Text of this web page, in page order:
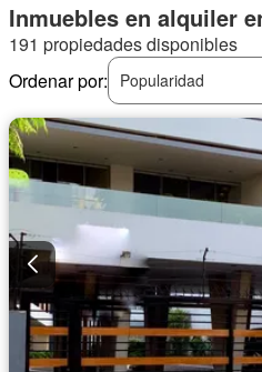
Inmuebles en alquiler
191 propiedades disponibles
Ordenar por:
Popularidad